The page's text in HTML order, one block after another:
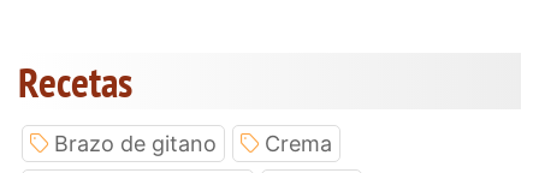
Recetas
Brazo de gitano
Crema